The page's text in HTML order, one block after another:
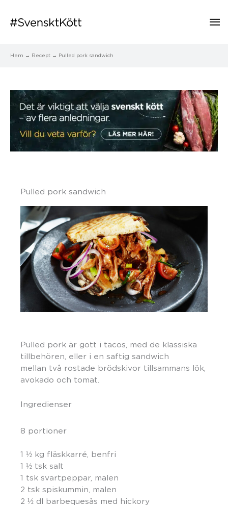
Hem Recept Pulled pork sandwich
Pulled pork sandwich
Pulled pork är gott i tacos, med de klassiska
tillbehören, eller i en saftig sandwich
mellan två rostade brödskivor tillsammans lök,
avokado och tomat.
Ingredienser
8 portioner
1 ½ kg fläskkarré, benfri
1 ½ tsk salt
1 tsk svartpeppar, malen
2 tsk spiskummin, malen
2 ½ dl barbequesås med hickory